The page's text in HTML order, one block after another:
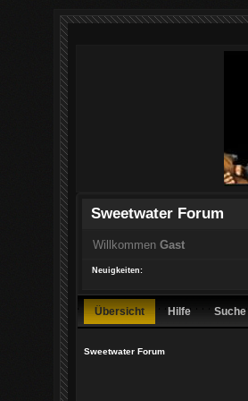
Sweetwater Forum
Willkommen Gast
Neuigkeiten:
Übersicht Hilfe Suche
Sweetwater Forum